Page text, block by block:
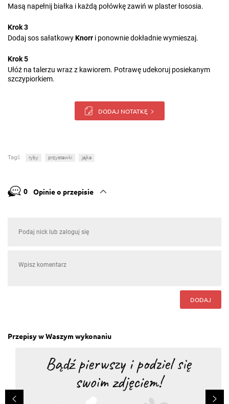
Masą napełnij białka i każdą połówkę zawiń w plaster łososia.
Krok 3
Dodaj sos sałatkowyKnorr i ponownie dokładnie wymieszaj.
Krok 5
Ułóż na talerzu wraz z kawiorem. Potrawę udekoruj posiekanym
szczypiorkiem.
DODAJ NOTATKĘ
Tagi: ryby przystawki jajka
0 Opinie o przepisie
DODAJ
Przepisy w Waszym wykonaniu